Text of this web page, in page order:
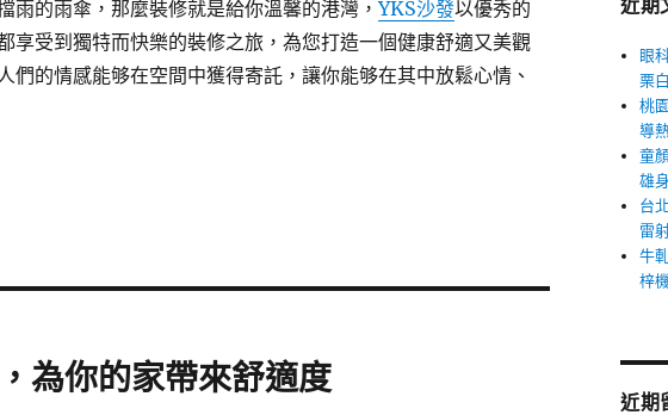
雨的雨傘，那麼裝修就是給你溫馨的港灣，YKS沙發以優秀的
享受到獨特而快樂的裝修之旅，為您打造一個健康舒適又美觀
們的情感能够在空間中獲得寄託，讓你能够在其中放鬆心情、
為你的家帶來舒適度
近期
眼
栗
桃
導
童
雄
台
雷
牛
梓
近期